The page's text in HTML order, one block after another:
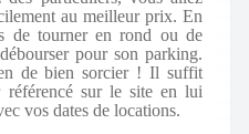
au meilleur prix. En
de tourner en rond ou de
pour son parking.
de bien sorcier ! Il suffit
sur le site en lui
vos dates de locations.